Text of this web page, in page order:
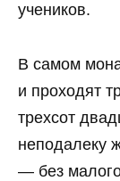
учеников.
В самом
и проходят
трехсот
неподалеку
— без